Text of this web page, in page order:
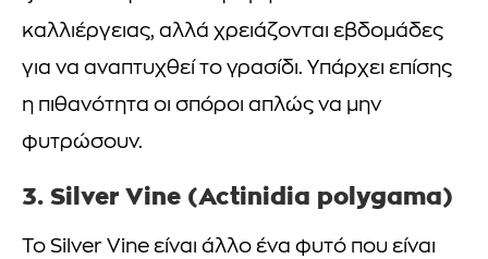
καλλιέργειας, αλλά χρειάζονται εβδομάδες
για να αναπτυχθεί το γρασίδι. Υπάρχει επίσης
η πιθανότητα οι σπόροι απλώς να μην
φυτρώσουν.
3. Silver Vine (Actinidia polygama)
Το Silver Vine είναι άλλο ένα φυτό που είναι